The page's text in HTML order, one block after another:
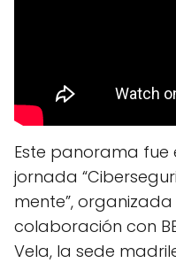
Este panorama fue
jornada
mente”, organizada
colaboración con
Vela, la sede